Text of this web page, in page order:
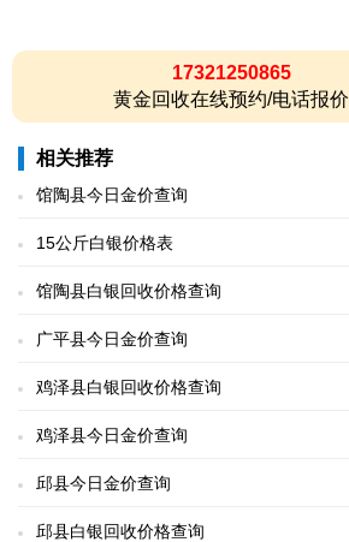
17321250865
黄金回收在线预约/电话报价
相关推荐
馆陶县今日金价查询
15公斤白银价格表
馆陶县白银回收价格查询
广平县今日金价查询
鸡泽县白银回收价格查询
鸡泽县今日金价查询
邱县今日金价查询
邱县白银回收价格查询